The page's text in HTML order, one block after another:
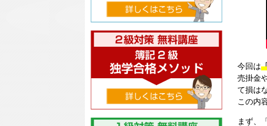
今回は
売掛金
て損は
この内
まず、